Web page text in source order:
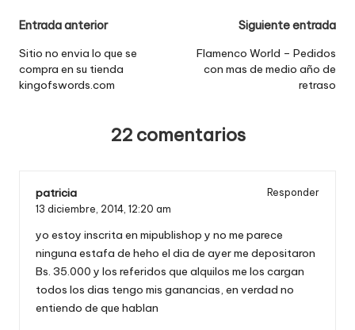
Navegación
de
entradas
Entrada anterior
Sitio no envia lo que se
compra en su tienda
kingofswords.com
Siguiente entrada
Flamenco World – Pedidos
con mas de medio año de
retraso
22 comentarios
patricia
Responder
13 diciembre, 2014, 12:20 am
yo estoy inscrita en mipublishop y no me parece
ninguna estafa de heho el dia de ayer me depositaron
Bs. 35.000 y los referidos que alquilos me los cargan
todos los dias tengo mis ganancias, en verdad no
entiendo de que hablan